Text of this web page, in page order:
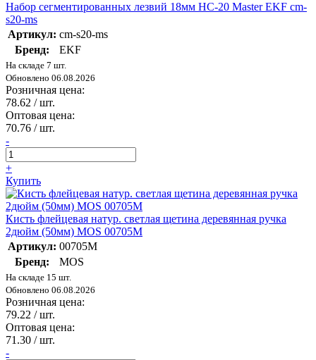
Набор сегментированных лезвий 18мм НС-20 Master EKF cm-
s20-ms
Артикул: cm-s20-ms
Бренд:
EKF
На складе 7 шт.
Обновлено 06.08.2026
Розничная цена:
78.62 / шт.
Оптовая цена:
70.76 / шт.
-
+
Купить
Кисть флейцевая натур. светлая щетина деревянная ручка
2дюйм (50мм) MOS 00705М
Артикул: 00705М
Бренд:
MOS
На складе 15 шт.
Обновлено 06.08.2026
Розничная цена:
79.22 / шт.
Оптовая цена:
71.30 / шт.
-